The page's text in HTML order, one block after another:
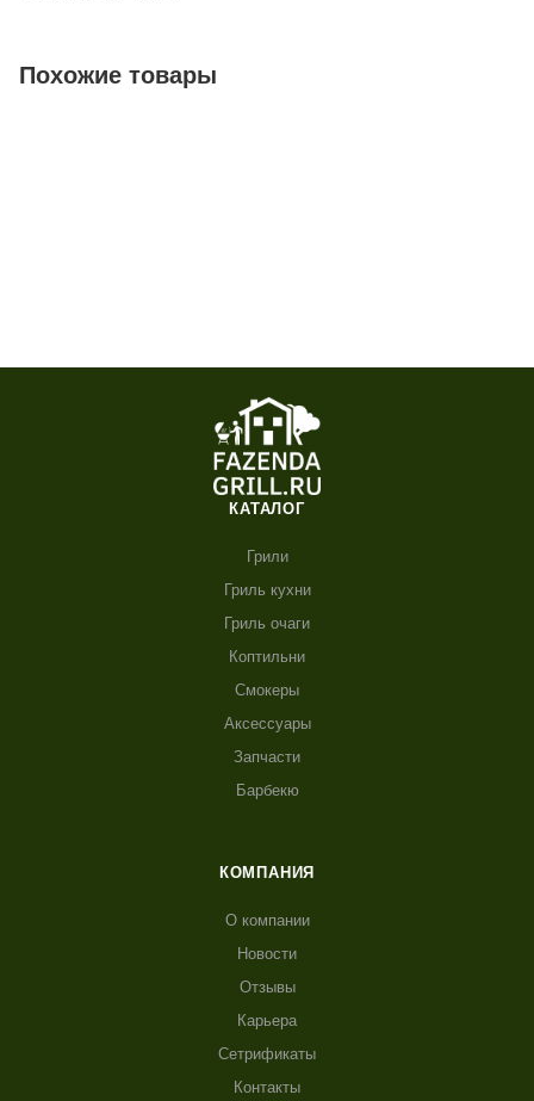
Похожие товары
КАТАЛОГ
Грили
Гриль кухни
Гриль очаги
Коптильни
Смокеры
Аксессуары
Запчасти
Барбекю
КОМПАНИЯ
О компании
Новости
Отзывы
Карьера
Сетрификаты
Контакты